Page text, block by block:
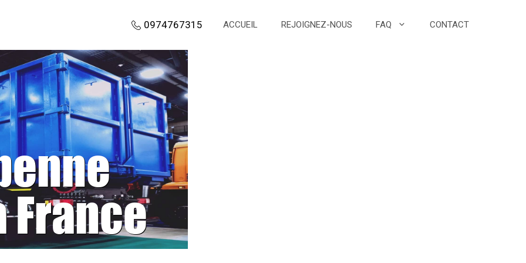
0974767315 ACCUEIL REJOIGNEZ-NOUS FAQ CONTACT
France